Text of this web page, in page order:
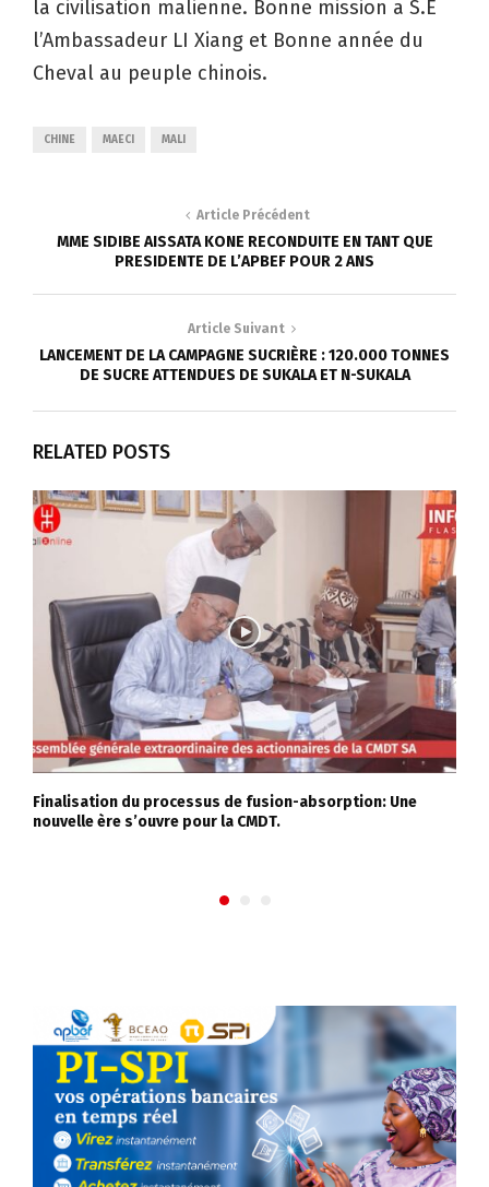
la civilisation malienne. Bonne mission a S.E
l’Ambassadeur LI Xiang et Bonne année du
Cheval au peuple chinois.
CHINE MAECI MALI
Article Précédent
MME SIDIBE AISSATA KONE RECONDUITE EN TANT QUE
PRESIDENTE DE L’APBEF POUR 2 ANS
Article Suivant
LANCEMENT DE LA CAMPAGNE SUCRIÈRE : 120.000 TONNES
DE SUCRE ATTENDUES DE SUKALA ET N-SUKALA
RELATED POSTS
Finalisation du processus de fusion-absorption: Une
nouvelle ère s’ouvre pour la CMDT.